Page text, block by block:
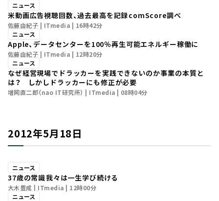
ニュース
米動画広告視聴回数、過去最高を記録――comScore調べ
佐藤由紀子 ITmedia
16時42分
ニュース
Apple、データセンターを100％再生可能エネルギー稼働に
佐藤由紀子 ITmedia
12時20分
ニュース
なぜ経営現場でドラッカーを実践できないのか――事業の本質と
は？ しかしドラッカーにも修正が必要
増岡直二郎（nao IT研究所） ITmedia 08時04分
2012年5月18日
ニュース
37歳の常識――我々は一生学び続ける
大木豊成 ITmedia
12時00分
ニュース